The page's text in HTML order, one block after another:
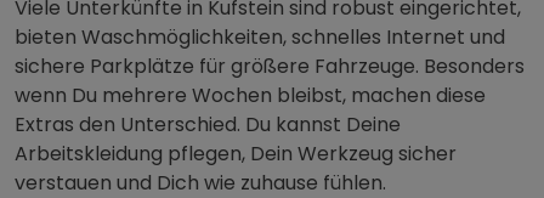
Viele Unterkünfte in Kufstein sind robust eingerichtet,
bieten Waschmöglichkeiten, schnelles Internet und
sichere Parkplätze für größere Fahrzeuge. Besonders
wenn Du mehrere Wochen bleibst, machen diese
Extras den Unterschied. Du kannst Deine
Arbeitskleidung pflegen, Dein Werkzeug sicher
verstauen und Dich wie zuhause fühlen.